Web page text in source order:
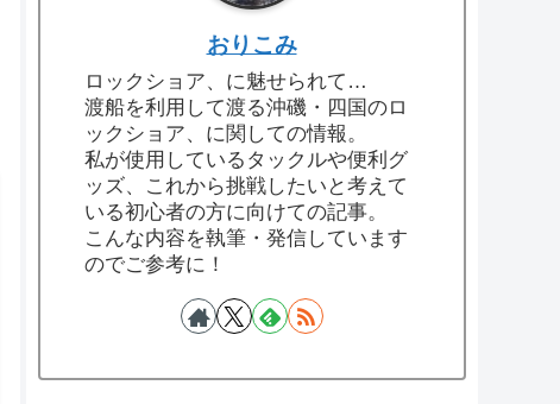
おりこみ
ロックショア、に魅せられて…
渡船を利用して渡る沖磯・四国のロ
ックショア、に関しての情報。
私が使用しているタックルや便利グ
ッズ、これから挑戦したいと考えて
いる初心者の方に向けての記事。
こんな内容を執筆・発信しています
のでご参考に！